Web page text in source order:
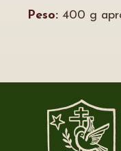
Peso: 400 g